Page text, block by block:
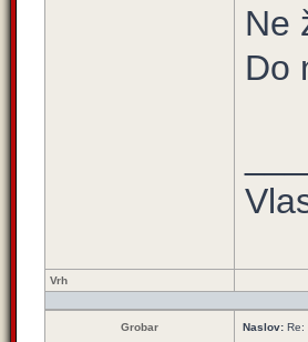
Ne
Do
Vrh
Grobar Naslov: Re: